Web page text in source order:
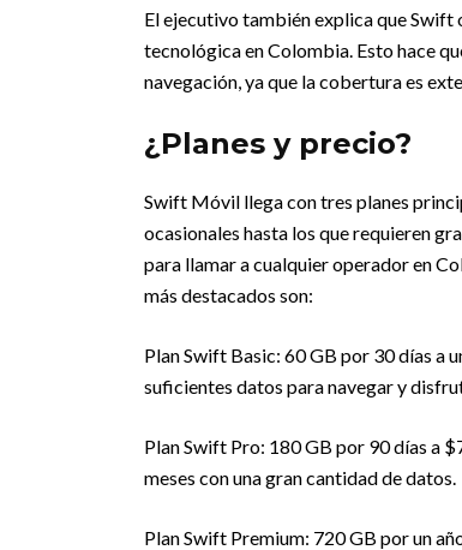
El ejecutivo también explica que Swift
tecnológica en Colombia. Esto hace
navegación, ya que la cobertura es
¿Planes y precio?
Swift Móvil llega con tres planes
ocasionales hasta los que requieren
para llamar a cualquier operador en
más destacados son:
Plan Swift Basic: 60 GB por 30 días a
suficientes datos para navegar y
Plan Swift Pro: 180 GB por 90 días a
meses con una gran cantidad de datos.
Plan Swift Premium: 720 GB por un